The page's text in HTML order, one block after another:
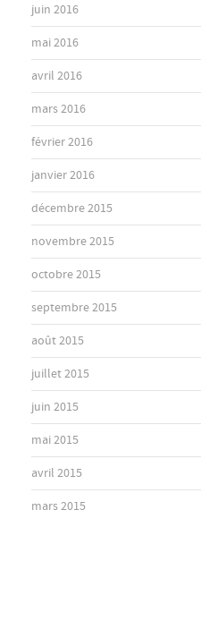
juin 2016
mai 2016
avril 2016
mars 2016
février 2016
janvier 2016
décembre 2015
novembre 2015
octobre 2015
septembre 2015
août 2015
juillet 2015
juin 2015
mai 2015
avril 2015
mars 2015